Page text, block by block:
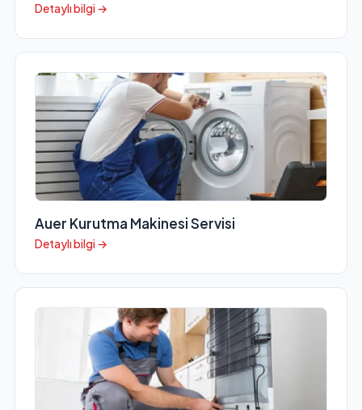
Detaylı bilgi →
Auer Kurutma Makinesi Servisi
Detaylı bilgi →